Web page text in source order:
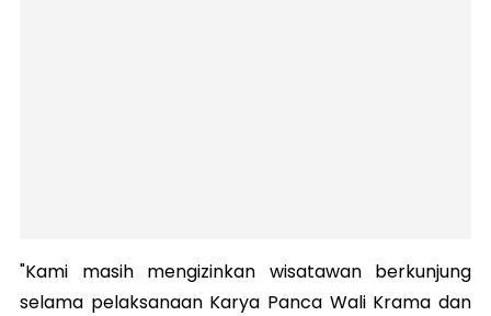
"Kami masih mengizinkan wisatawan berkunjung
selama pelaksanaan Karya Panca Wali Krama dan